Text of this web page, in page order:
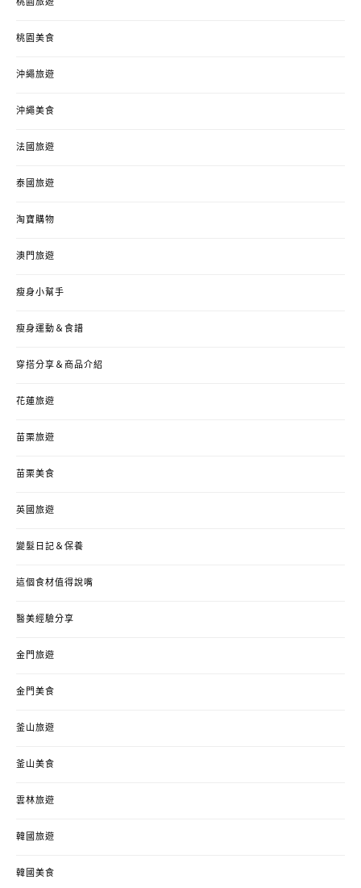
桃園旅遊
桃園美食
沖繩旅遊
沖繩美食
法國旅遊
泰國旅遊
淘寶購物
澳門旅遊
瘦身小幫手
瘦身運動＆食譜
穿搭分享＆商品介紹
花蓮旅遊
苗栗旅遊
苗栗美食
英國旅遊
變髮日記＆保養
這個食材值得說嘴
醫美經驗分享
金門旅遊
金門美食
釜山旅遊
釜山美食
雲林旅遊
韓國旅遊
韓國美食